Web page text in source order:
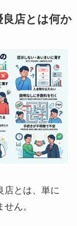
店とは何か
店とは、単に
ん。